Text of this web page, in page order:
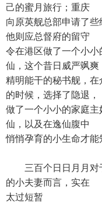
己的蜜月旅行；重庆
向原英舰总部申请了些
他则应总督府的留守
令在港区做了一个小
仙，这个昔日威严飒爽
精明能干的秘书舰，
的时候，选择了隐退，
做了一个小小的家庭
仙，以及在逸仙腹中
悄悄孕育的小生命才能
三百个日日月月对
的小夫妻而言，实在
太过短暂